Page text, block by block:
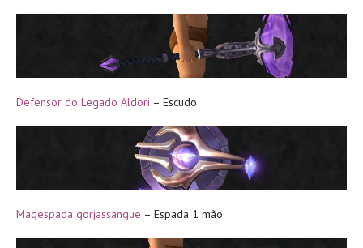
Defensor do Legado Aldori – Escudo
Magespada gorjassangue – Espada 1 mão